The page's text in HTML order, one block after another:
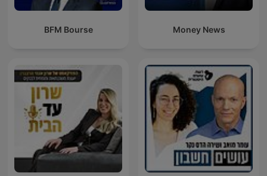
Money News
BFM Bourse